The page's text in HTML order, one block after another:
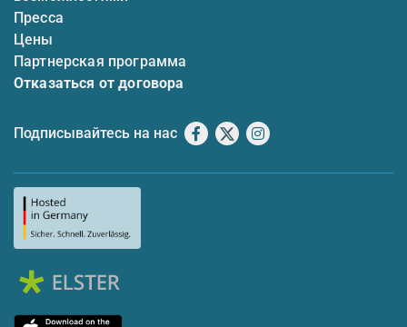
Пресса
Цены
Партнерская программа
Отказаться от договора
Подписывайтесь на нас Facebook
X Instagram